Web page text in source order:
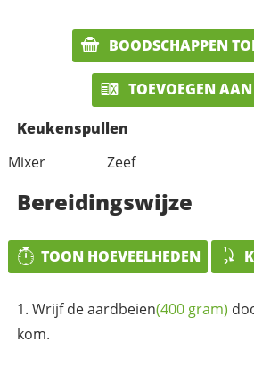
BOODSCHAPPEN
TOEVOEGEN
Keukenspullen
Mixer
Zeef
Bereidingswijze
TOON HOEVEELHEDEN
Wrijf deaardbeien(400 gram)
kom.